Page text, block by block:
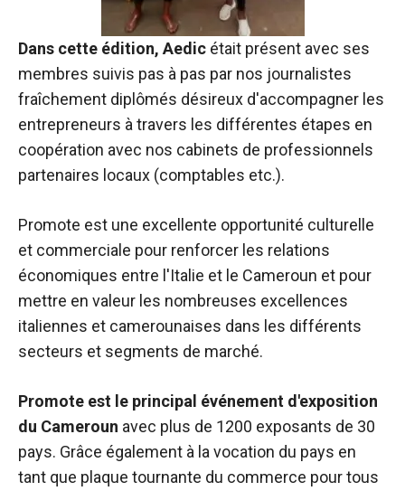
Dans cette édition, Aedic était présent avec ses
membres suivis pas à pas par nos journalistes
fraîchement diplômés désireux d'accompagner les
entrepreneurs à travers les différentes étapes en
coopération avec nos cabinets de professionnels
partenaires locaux (comptables etc.).
Promote est une excellente opportunité culturelle
et commerciale pour renforcer les relations
économiques entre l'Italie et le Cameroun et pour
mettre en valeur les nombreuses excellences
italiennes et camerounaises dans les différents
secteurs et segments de marché.
Promote est le principal événement d'exposition
du Cameroun avec plus de 1200 exposants de 30
pays. Grâce également à la vocation du pays en
tant que plaque tournante du commerce pour tous